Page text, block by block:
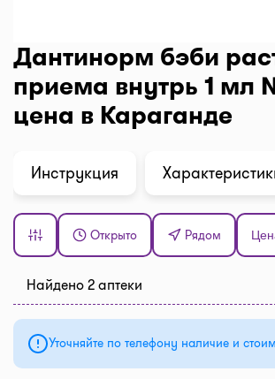
Дантинорм бэби
приема внутрь 1 мл
цена в Караганде
Инструкция
Открыто Рядом
Найдено 2 аптеки
Уточняйте по телефону наличие и